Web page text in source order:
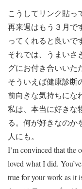
こうしてリンク貼っ
再来週はもう３月で
ってくれると良いで
それでは、うまいさ
グにお付き合いいた
そういえば健康診断
前向きな気持ちにな
私は、本当に好きな
る。何が好きなのか
人にも。
I’m convinced that the
loved what I did.
true for your work as it